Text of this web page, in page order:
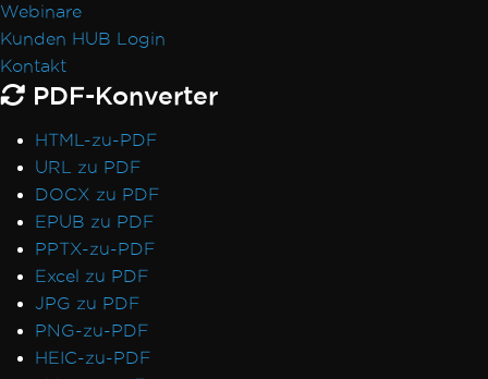
Webinare
Kunden HUB Login
Kontakt
PDF-Konverter
HTML-zu-PDF
URL zu PDF
DOCX zu PDF
EPUB zu PDF
PPTX-zu-PDF
Excel zu PDF
JPG zu PDF
PNG-zu-PDF
HEIC-zu-PDF